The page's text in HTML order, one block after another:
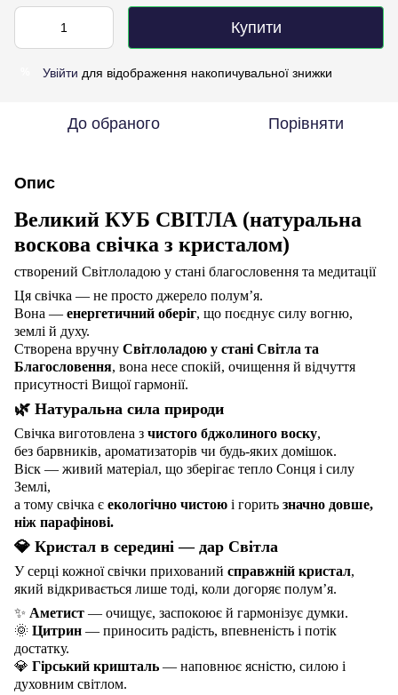
Купити
Увійти для відображення накопичувальної знижки
До обраного Порівняти
Опис
Великий КУБ СВІТЛА (натуральна
воскова свічка з кристалом)
створений Світлоладою у стані благословення та медитації
Ця свічка — не просто джерело полум’я.
Вона — енергетичний оберіг, що поєднує силу вогню,
землі й духу.
Створена вручну Світлоладою у стані Світла та
Благословення, вона несе спокій, очищення й відчуття
присутності Вищої гармонії.
🌿 Натуральна сила природи
Свічка виготовлена з чистого бджолиного воску,
без барвників, ароматизаторів чи будь-яких домішок.
Віск — живий матеріал, що зберігає тепло Сонця і силу
Землі,
а тому свічка є екологічно чистою і горить значно довше,
ніж парафінові.
💎 Кристал в середині — дар Світла
У серці кожної свічки прихований справжній кристал,
який відкривається лише тоді, коли догоряє полум’я.
✨ Аметист — очищує, заспокоює й гармонізує думки.
🌞 Цитрин — приносить радість, впевненість і потік
достатку.
💎 Гірський кришталь — наповнює ясністю, силою і
духовним світлом.